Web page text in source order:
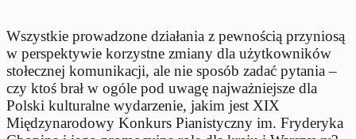
Wszystkie prowadzone działania z pewnością przyniosą
w perspektywie korzystne zmiany dla użytkowników
stołecznej komunikacji, ale nie sposób zadać pytania –
czy ktoś brał w ogóle pod uwagę najważniejsze dla
Polski kulturalne wydarzenie, jakim jest XIX
Międzynarodowy Konkurs Pianistyczny im. Fryderyka